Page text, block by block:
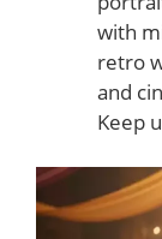
with
retro
and
Keep